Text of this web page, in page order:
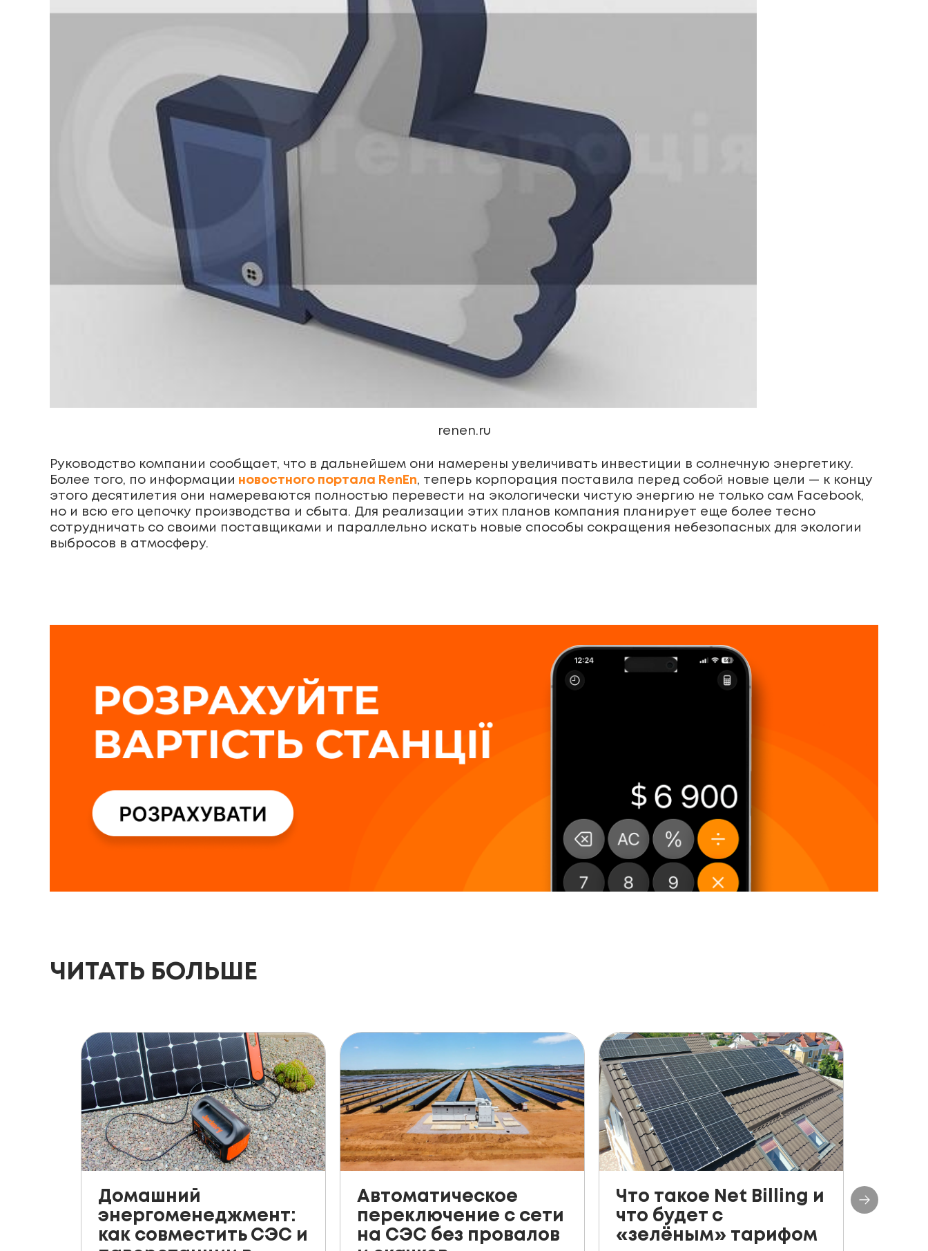
renen.ru
Руководство компании сообщает, что в дальнейшем они намерены увеличивать инвестиции в солнечную энергетику.
Более того, по информации новостного портала RenEn, теперь корпорация поставила перед собой новые цели — к концу
этого десятилетия они намереваются полностью перевести на экологически чистую энергию не только сам Facebook,
но и всю его цепочку производства и сбыта. Для реализации этих планов компания планирует еще более тесно
сотрудничать со своими поставщиками и параллельно искать новые способы сокращения небезопасных для экологии
выбросов в атмосферу.
ЧИТАТЬ БОЛЬШЕ
Домашний
энергоменеджмент:
как совместить СЭС и
Автоматическое
переключение с сети
на СЭС без провалов
Что такое Net Billing и
что будет с
«зелёным» тарифом